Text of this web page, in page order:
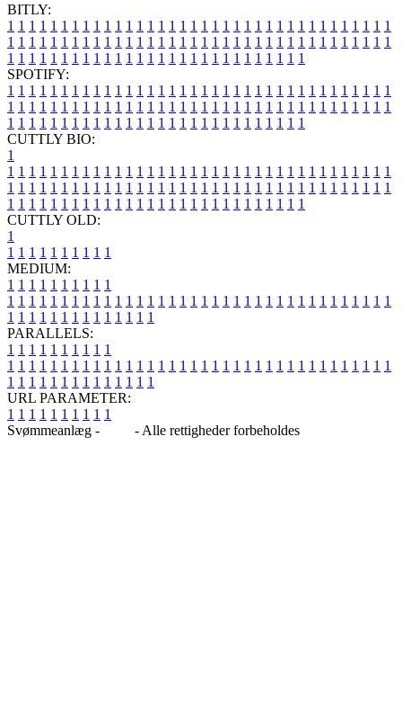
BITLY:
1 1 1 1 1 1 1 1 1 1 1 1 1 1 1 1 1 1 1 1 1 1 1 1 1 1 1 1 1 1 1 1 1 1 1 1
1 1 1 1 1 1 1 1 1 1 1 1 1 1 1 1 1 1 1 1 1 1 1 1 1 1 1 1 1 1 1 1 1 1 1 1
1 1 1 1 1 1 1 1 1 1 1 1 1 1 1 1 1 1 1 1 1 1 1 1 1 1 1 1
SPOTIFY:
1 1 1 1 1 1 1 1 1 1 1 1 1 1 1 1 1 1 1 1 1 1 1 1 1 1 1 1 1 1 1 1 1 1 1 1
1 1 1 1 1 1 1 1 1 1 1 1 1 1 1 1 1 1 1 1 1 1 1 1 1 1 1 1 1 1 1 1 1 1 1 1
1 1 1 1 1 1 1 1 1 1 1 1 1 1 1 1 1 1 1 1 1 1 1 1 1 1 1 1
CUTTLY BIO:
1
1 1 1 1 1 1 1 1 1 1 1 1 1 1 1 1 1 1 1 1 1 1 1 1 1 1 1 1 1 1 1 1 1 1 1 1
1 1 1 1 1 1 1 1 1 1 1 1 1 1 1 1 1 1 1 1 1 1 1 1 1 1 1 1 1 1 1 1 1 1 1 1
1 1 1 1 1 1 1 1 1 1 1 1 1 1 1 1 1 1 1 1 1 1 1 1 1 1 1 1
CUTTLY OLD:
1
1 1 1 1 1 1 1 1 1 1
MEDIUM:
1 1 1 1 1 1 1 1 1 1
1 1 1 1 1 1 1 1 1 1 1 1 1 1 1 1 1 1 1 1 1 1 1 1 1 1 1 1 1 1 1 1 1 1 1 1
1 1 1 1 1 1 1 1 1 1 1 1 1 1
PARALLELS:
1 1 1 1 1 1 1 1 1 1
1 1 1 1 1 1 1 1 1 1 1 1 1 1 1 1 1 1 1 1 1 1 1 1 1 1 1 1 1 1 1 1 1 1 1 1
1 1 1 1 1 1 1 1 1 1 1 1 1 1
URL PARAMETER:
1 1 1 1 1 1 1 1 1 1
Svømmeanlæg -
- Alle rettigheder forbeholdes